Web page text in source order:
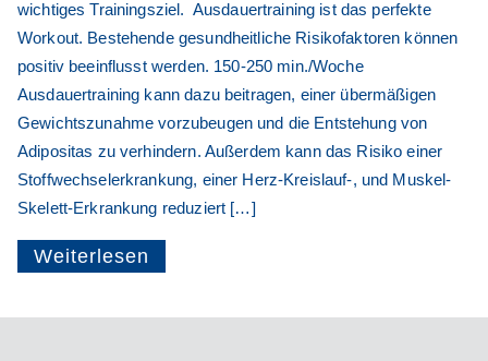
wichtiges Trainingsziel. Ausdauertraining ist das perfekte
Workout. Bestehende gesundheitliche Risikofaktoren können
positiv beeinflusst werden. 150-250 min./Woche
Ausdauertraining kann dazu beitragen, einer übermäßigen
Gewichtszunahme vorzubeugen und die Entstehung von
Adipositas zu verhindern. Außerdem kann das Risiko einer
Stoffwechselerkrankung, einer Herz-Kreislauf-, und Muskel-
Skelett-Erkrankung reduziert […]
Weiterlesen